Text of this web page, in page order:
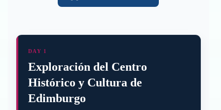
DAY 1
Exploración del Centro
Histórico y Cultura de
Edimburgo